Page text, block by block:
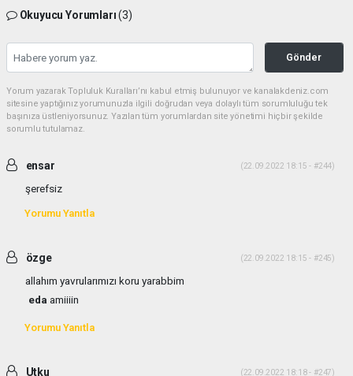
Okuyucu Yorumları(3)
Gönder
Yorum yazarak Topluluk Kuralları’nı kabul etmiş bulunuyor ve kanalakdeniz.com
sitesine yaptığınız yorumunuzla ilgili doğrudan veya dolaylı tüm sorumluluğu tek
başınıza üstleniyorsunuz. Yazılan tüm yorumlardan site yönetimi hiçbir şekilde
sorumlu tutulamaz.
ensar (22.09.2022 18:15 - #244)
şerefsiz
Yorumu Yanıtla
özge (22.09.2022 18:15 - #245)
allahım yavrularımızı koru yarabbim
eda amiiiin
Yorumu Yanıtla
Utku (22.09.2022 18:18 - #247)